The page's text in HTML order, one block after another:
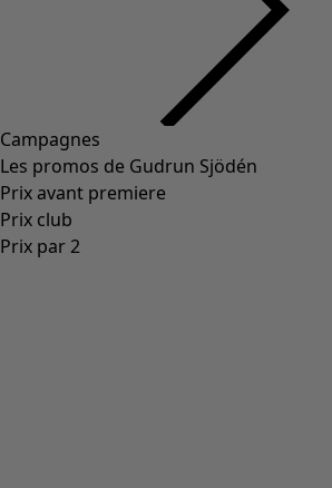
Campagnes
Les promos de Gudrun Sjödén
Prix avant premiere
Prix club
Prix par 2